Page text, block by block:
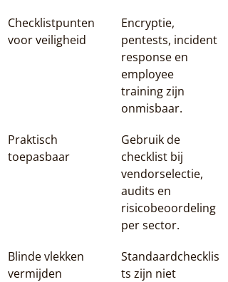
Checklistpunten
voor veiligheid
Encryptie,
pentests, incident
response en
employee
training zijn
onmisbaar.
Praktisch
toepasbaar
Gebruik de
checklist bij
vendorselectie,
audits en
risicobeoordeling
per sector.
Blinde vlekken
vermijden
Standaardchecklis
ts zijn niet